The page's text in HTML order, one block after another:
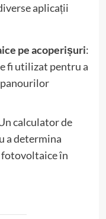
aplicații
pe acoperișuri:
fi utilizat pentru a
calculator de
a determina
în